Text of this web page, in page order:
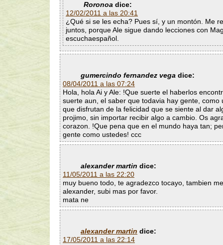
Roronoa dice:
12/02/2011 a las 20:41
¿Qué si se les echa? Pues sí, y un montón. Me
juntos, porque Ale sigue dando lecciones con
escuchaespañol.
gumercindo fernandez vega dice:
08/04/2011 a las 07:24
Hola, hola Ai y Ale: !Que suerte el haberlos
suerte aun, el saber que todavia hay gente, como
que disfrutan de la felicidad que se siente al dar
projimo, sin importar recibir algo a cambio. Os
corazon. !Que pena que en el mundo haya tan;
gente como ustedes! ccc
alexander martin dice:
11/05/2011 a las 22:20
muy bueno todo, te agradezco tocayo, tambien
alexander, subi mas por favor.
mata ne
alexander martin dice:
17/05/2011 a las 22:14